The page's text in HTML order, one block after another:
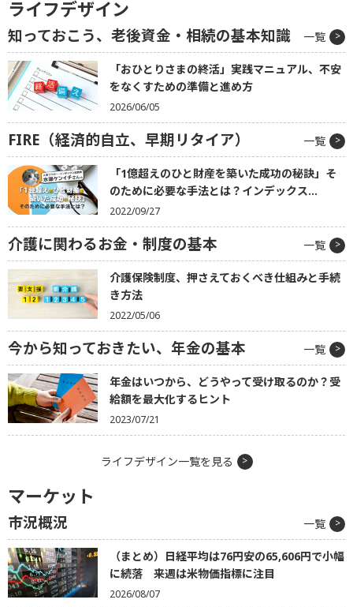
ライフデザイン
知っておこう、老後資金・相続の基本知識 一覧
「おひとりさまの終活」実践マニュアル、不安
をなくすための準備と進め方
2026/06/05
FIRE（経済的自立、早期リタイア） 一覧
「1億超えのひと財産を築いた成功の秘訣」そ
のために必要な手法とは？インデックス...
2022/09/27
介護に関わるお金・制度の基本 一覧
介護保険制度、押さえておくべき仕組みと手続
き方法
2022/05/06
今から知っておきたい、年金の基本 一覧
年金はいつから、どうやって受け取るのか？受
給額を最大化するヒント
2023/07/21
ライフデザイン一覧を見る
マーケット
市況概況 一覧
（まとめ）日経平均は76円安の65,606円で小幅
に続落 来週は米物価指標に注目
2026/08/07